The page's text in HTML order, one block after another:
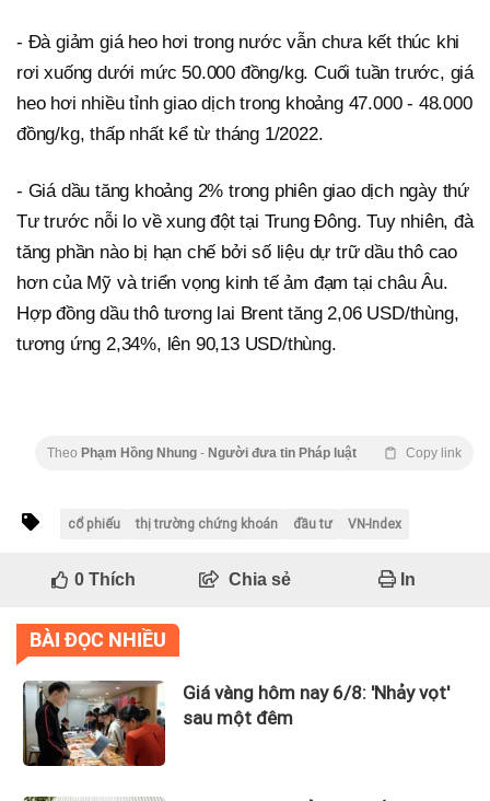
- Đà giảm giá heo hơi trong nước vẫn chưa kết thúc khi
rơi xuống dưới mức 50.000 đồng/kg. Cuối tuần trước, giá
heo hơi nhiều tỉnh giao dịch trong khoảng 47.000 - 48.000
đồng/kg, thấp nhất kể từ tháng 1/2022.
- Giá dầu tăng khoảng 2% trong phiên giao dịch ngày thứ
Tư trước nỗi lo về xung đột tại Trung Đông. Tuy nhiên, đà
tăng phần nào bị hạn chế bởi số liệu dự trữ dầu thô cao
hơn của Mỹ và triển vọng kinh tế ảm đạm tại châu Âu.
Hợp đồng dầu thô tương lai Brent tăng 2,06 USD/thùng,
tương ứng 2,34%, lên 90,13 USD/thùng.
Theo Phạm Hồng Nhung - Người đưa tin Pháp luật Copy link
cổ phiếu thị trường chứng khoán đầu tư VN-Index
0Thích Chia sẻ In
BÀI ĐỌC NHIỀU
Giá vàng hôm nay 6/8: 'Nhảy vọt'
sau một đêm